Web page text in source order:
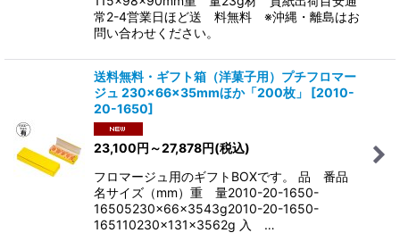
常2-4営業日ほど送 料無料 ※沖縄・離島はお
問い合わせください。
送料無料・ギフト箱（洋菓子用）プチフロマー
ジュ 230×66×35mmほか「200枚」
[2010-
20-1650]
23,100円 ～27,878円(税込)
フロマージュ用のギフトBOXです。 品 番品
名サイズ（mm）重 量2010-20-1650-
16505230×66×3543g2010-20-1650-
165110230×131×3562g 入 …